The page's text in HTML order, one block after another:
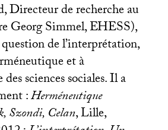
Directeur de recherche au
Georg Simmel,EHESS),
question de l’interprétation,
et à
sciences sociales. Il a
:Herméneutique
Szondi, Celan, Lille,